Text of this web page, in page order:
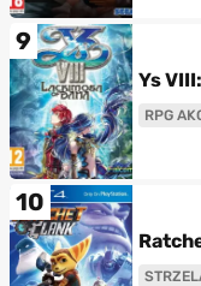
9
Ys
RPG
10